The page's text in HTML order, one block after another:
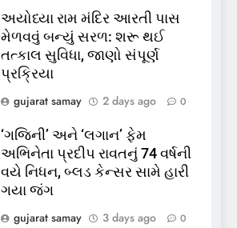
અયોધ્યા રામ મંદિર આરતી પાસ
મેળવવું બન્યું સરળ: શરૂ થઈ
તત્કાલ સુવિધા, જાણો સંપૂર્ણ
પ્રક્રિયા
gujarat samay
2 days ago 0
‘ગજિની’ અને ‘લગાન’ ફેમ
અભિનેતા પ્રદીપ રાવતનું 74 વર્ષની
વયે નિધન, બ્લડ કેન્સર સામે હારી
ગયા જંગ
gujarat samay
3 days ago 0
પ્રક્રિયા બની સરળ
GUJARAT TOP NEWS
રાજ્યસભામાં ‘જન્મ અને મૃત્યુ
પાસ, વિપક્ષનો ઉગ્ર હોબાળો
શું તમારું મધ કે ઘી ખરેખર શુદ્ધ
છે? FSSAIએ ડાબરના દાવાઓની
પોલ ખોલી, મૂક્યો પ્રતિબંધ
INDIA TOP NEWS